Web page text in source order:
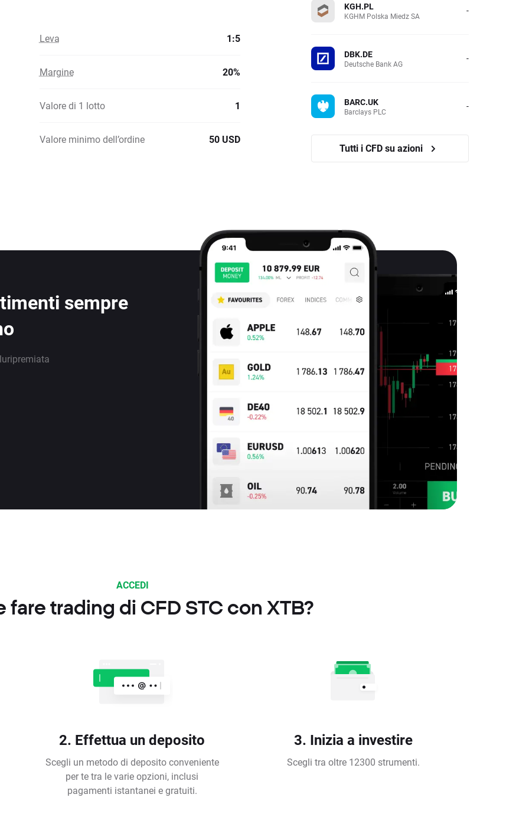
Leva 1:5
Margine 20%
Valore di 1 lotto 1
Valore minimo dell’ordine 50 USD
KGH.PL
KGHM Polska Miedz SA -
DBK.DE
Deutsche Bank AG -
BARC.UK
Barclays PLC -
Tutti i CFD su azioni
sempre
ACCEDI
fare trading di CFD STC con XTB?
2. Effettua un deposito
Scegli un metodo di deposito conveniente
per te tra le varie opzioni, inclusi
pagamenti istantanei e gratuiti.
3. Inizia a investire
Scegli tra oltre 12300 strumenti.